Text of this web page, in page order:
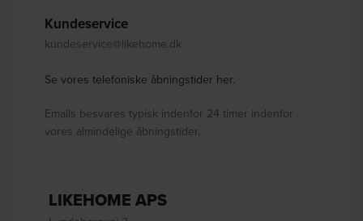
Kundeservice
kundeservice@likehome.dk
Se vores telefoniske åbningstider her.
Emails besvares typisk indenfor 24 timer indenfor
vores almindelige åbningstider.
LIKEHOME APS